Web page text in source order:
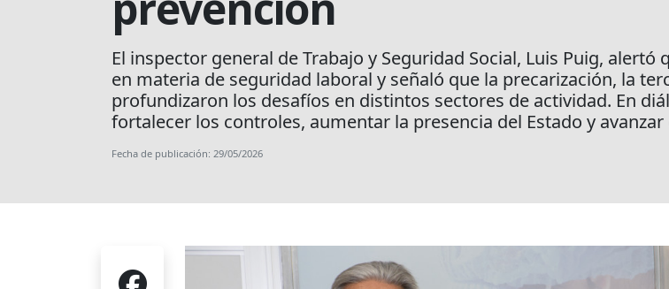
El inspector general de Trabajo y Seguridad Social, Luis Puig,
en materia de seguridad laboral y señaló que la precarización, la
profundizaron los desafíos en distintos sectores de actividad. En
fortalecer los controles, aumentar la presencia del Estado y
Fecha de publicación: 29/05/2026